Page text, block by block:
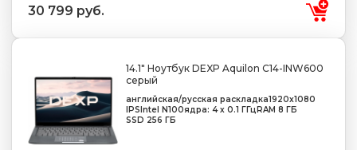
30 799 руб.
14.1" Ноутбук DEXP Aquilon C14-INW600
серый
английская/русская раскладка1920x1080
IPS Intel N100ядра: 4 х 0.1 ГГц RAM 8 ГБ
SSD 256 ГБ